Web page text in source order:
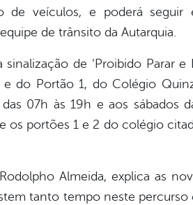
de veículos, e poderá seguir
de trânsito da Autarquia.
sinalização de ‘Proibido Parar
do Portão 1, do Colégio
07h às 19h e aos sábados
os portões 1 e 2 do colégio
Almeida, explica as
tanto tempo neste